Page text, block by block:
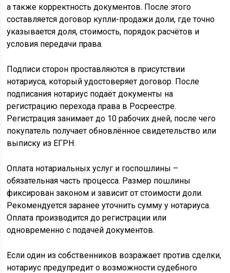
а также корректность документов. После этого
составляется договор купли-продажи доли, где точно
указывается доля, стоимость, порядок расчётов и
условия передачи права.
Подписи сторон проставляются в присутствии
нотариуса, который удостоверяет договор. После
подписания нотариус подаёт документы на
регистрацию перехода права в Росреестре.
Регистрация занимает до 10 рабочих дней, после чего
покупатель получает обновлённое свидетельство или
выписку из ЕГРН.
Оплата нотариальных услуг и госпошлины –
обязательная часть процесса. Размер пошлины
фиксирован законом и зависит от стоимости доли.
Рекомендуется заранее уточнить сумму у нотариуса.
Оплата производится до регистрации или
одновременно с подачей документов.
Если один из собственников возражает против сделки,
нотариус предупредит о возможности судебного